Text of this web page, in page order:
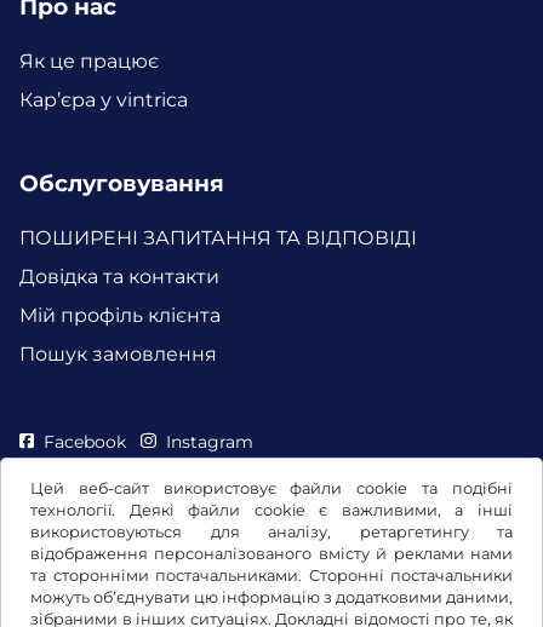
Цей веб-сайт використовує файли cookie та подібні
технології. Деякі файли cookie є важливими, а інші
використовуються для аналізу, ретаргетингу та
відображення персоналізованого вмісту й реклами нами
та сторонніми постачальниками. Сторонні постачальники
можуть об’єднувати цю інформацію з додатковими даними,
зібраними в інших ситуаціях. Докладні відомості про те, як
Про нас
Як це працює
Кар’єра у vintrica
Обслуговування
ПОШИРЕНІ ЗАПИТАННЯ ТА ВІДПОВІДІ
Довідка та контакти
Мій профіль клієнта
Пошук замовлення
Facebook Instagram